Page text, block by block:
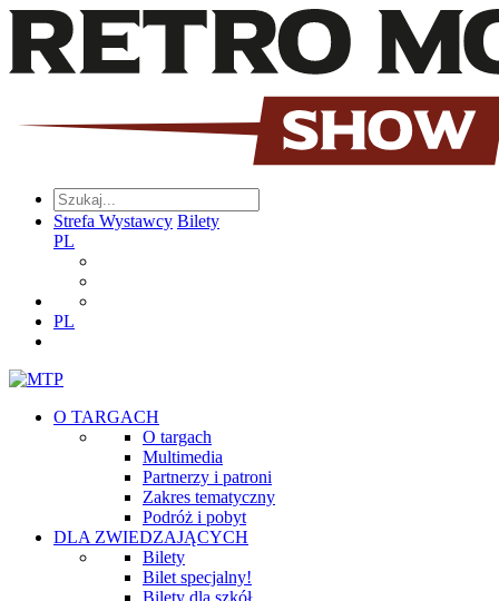
Strefa Wystawcy Bilety
PL
PL
O TARGACH
O targach
Multimedia
Partnerzy i patroni
Zakres tematyczny
Podróż i pobyt
DLA ZWIEDZAJĄCYCH
Bilety
Bilet specjalny!